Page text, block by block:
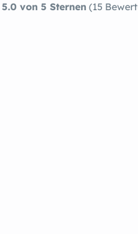
5.0 von 5 Sternen (15